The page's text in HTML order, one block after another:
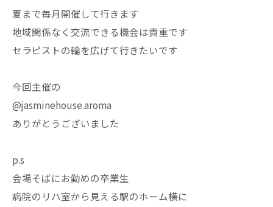
夏まで毎月開催して行きます
地域関係なく交流できる機会は貴重です
セラピストの輪を広げて行きたいです
今回主催の
@jasminehouse.aroma
ありがとうございました
p.s
会場そばにお勤めの卒業生
病院のリハ室から見える駅のホーム横に